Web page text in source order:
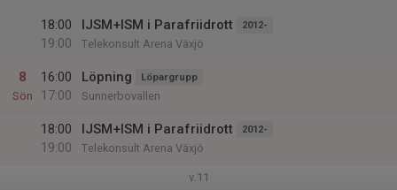
18:00
19:00
IJSM+ISM i Parafriidrott 2012-
Telekonsult Arena Växjö
8
Sön
16:00
17:00
Löpning Löpargrupp
Sunnerbovallen
18:00
19:00
IJSM+ISM i Parafriidrott 2012-
Telekonsult Arena Växjö
v.11